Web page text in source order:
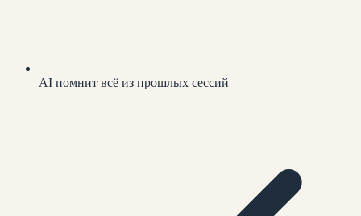
AI помнит всё из прошлых сессий